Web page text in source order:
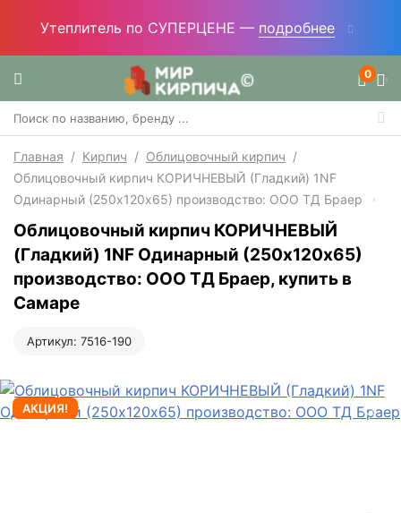
Утеплитель по СУПЕРЦЕНЕ — подробнее
0
Главная / Кирпич / Облицовочный кирпич /
Облицовочный кирпич КОРИЧНЕВЫЙ (Гладкий) 1NF
Одинарный (250х120х65) производство: ООО ТД Браер
Облицовочный кирпич КОРИЧНЕВЫЙ
(Гладкий) 1NF Одинарный (250х120х65)
производство: ООО ТД Браер, купить в
Самаре
Артикул: 7516-190
АКЦИЯ!